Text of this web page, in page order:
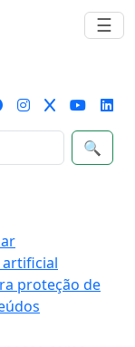
☰
🔍
proteção de